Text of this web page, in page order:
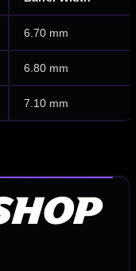
6.70 mm
6.80 mm
7.10 mm